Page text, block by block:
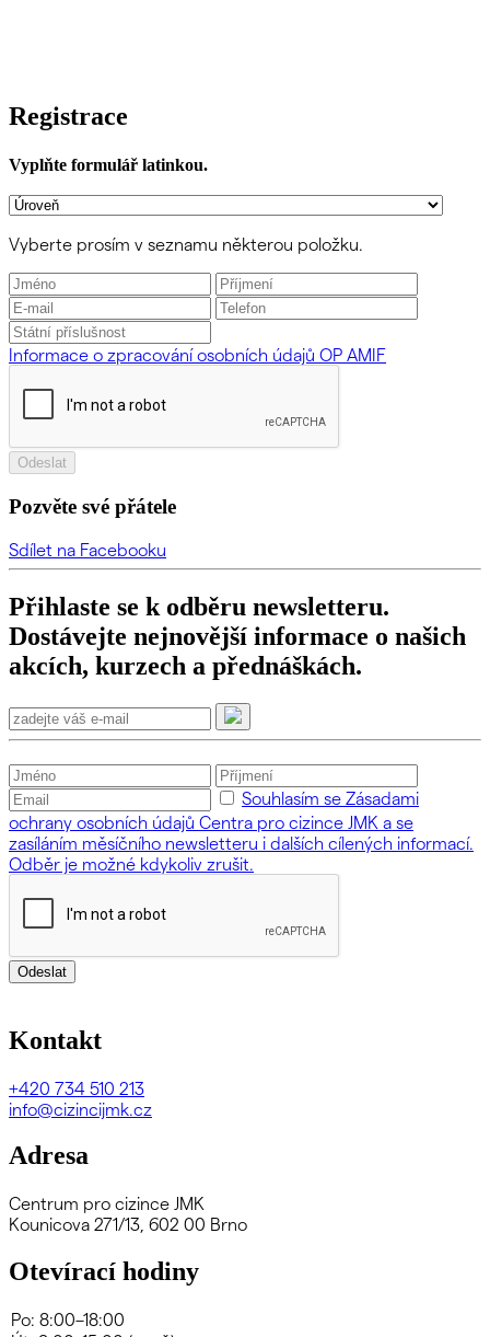
Registrace
Vyplňte formulář latinkou.
Vyberte prosím v seznamu některou položku.
Informace o zpracování osobních údajů OP AMIF
Odeslat
Pozvěte své přátele
Sdílet na Facebooku
Přihlaste se k odběru newsletteru.
Dostávejte nejnovější informace o našich
akcích, kurzech a přednáškách.
Souhlasím se Zásadami
ochrany osobních údajů Centra pro cizince JMK a se
zasíláním měsíčního newsletteru i dalších cílených informací.
Odběr je možné kdykoliv zrušit.
Odeslat
Kontakt
+420 734 510 213
info@cizincijmk.cz
Adresa
Centrum pro cizince JMK
Kounicova 271/13, 602 00 Brno
Otevírací hodiny